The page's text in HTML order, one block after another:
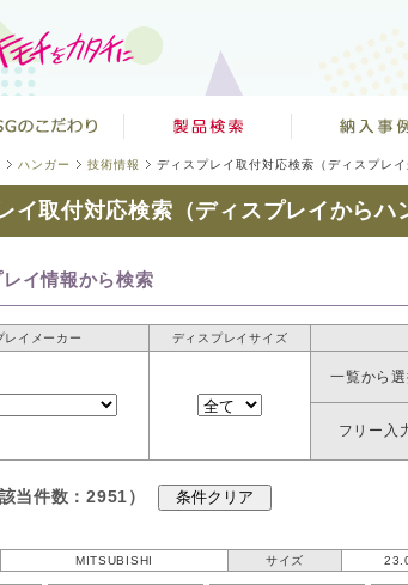
ハンガー 技術情報 ディスプレイ取付対応検索（ディスプレ
イ取付対応検索（ディスプレイからハ
イ情報から検索
レイメーカー ディスプレイサイズ
一覧から選
フリー入
当件数：2951）
MITSUBISHI サイズ